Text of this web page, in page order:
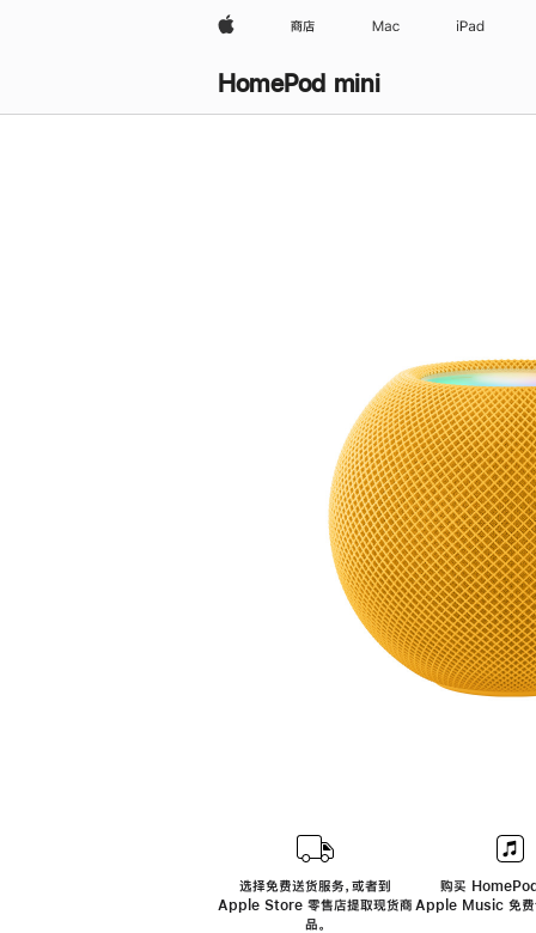
Apple 商店 Mac iPad
HomePod mini
选择免费送货服务，或者到
Apple Store 零售店提取现货商
品。
购买
Apple Music 免费